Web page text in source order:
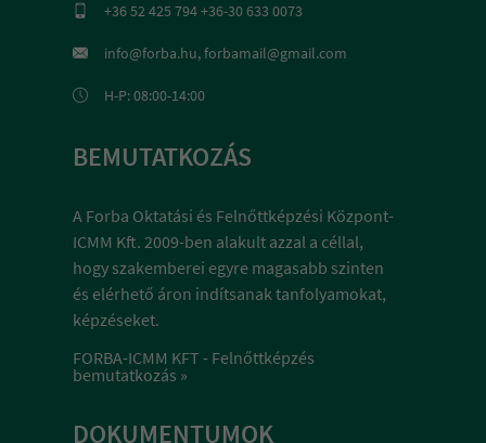
+36 52 425 794 +36-30 633 0073
info@forba.hu, forbamail@gmail.com
H-P: 08:00-14:00
BEMUTATKOZÁS
A Forba Oktatási és Felnőttképzési Központ-
ICMM Kft. 2009-ben alakult azzal a céllal,
hogy szakemberei egyre magasabb szinten
és elérhető áron indítsanak tanfolyamokat,
képzéseket.
FORBA-ICMM KFT - Felnőttképzés
bemutatkozás »
DOKUMENTUMOK